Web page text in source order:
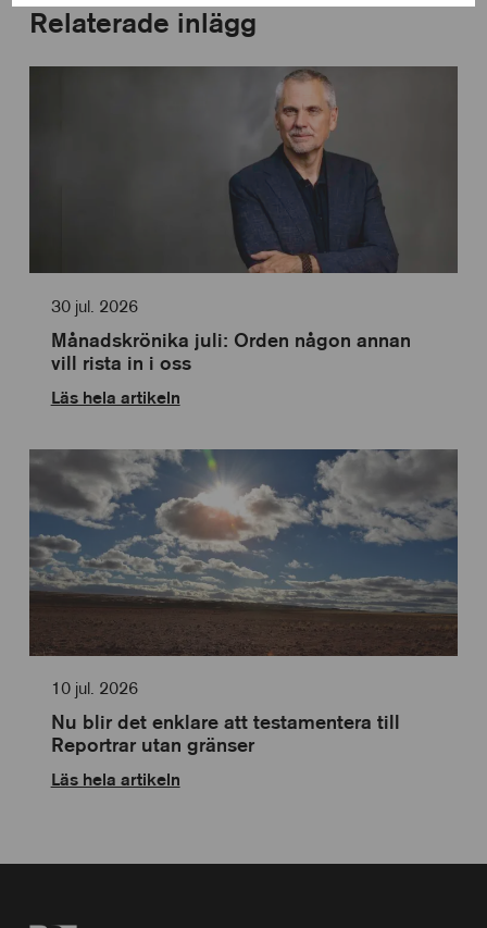
Relaterade inlägg
30 jul. 2026
Månadskrönika juli: Orden någon annan
vill rista in i oss
Läs hela artikeln
10 jul. 2026
Nu blir det enklare att testamentera till
Reportrar utan gränser
Läs hela artikeln
Cookies
för
användning
Cookies